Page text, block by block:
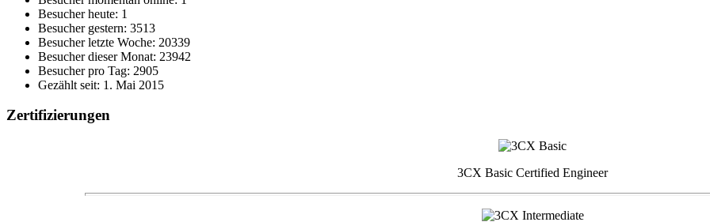
Besucher heute: 1
Besucher gestern: 3513
Besucher letzte Woche: 20339
Besucher dieser Monat: 23942
Besucher pro Tag: 2905
Gezählt seit: 1. Mai 2015
Zertifizierungen
3CX Basic Certified Engineer